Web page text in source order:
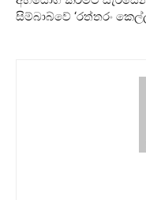
සිම්බාබ්වේ ‘රත්තරං